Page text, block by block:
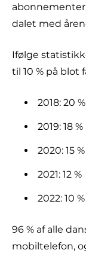
dalet med
Ifølge
til 10 % på blot
2018: 20 %
2019: 18 %
2020: 15 %
2021: 12 %
2022: 10 %
96 % af alle
mobiltelefon,